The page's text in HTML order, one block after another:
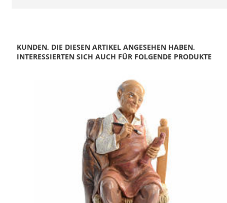
KUNDEN, DIE DIESEN ARTIKEL ANGESEHEN HABEN,
INTERESSIERTEN SICH AUCH FÜR FOLGENDE PRODUKTE